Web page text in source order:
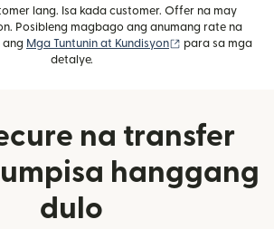
lang. Isa kada customer. Offer na may
Posibleng magbago ang anumang rate na
ang Mga Tuntunin at Kundisyon (bubukas sa
para sa mga
detalye.
na transfer
hanggang
dulo